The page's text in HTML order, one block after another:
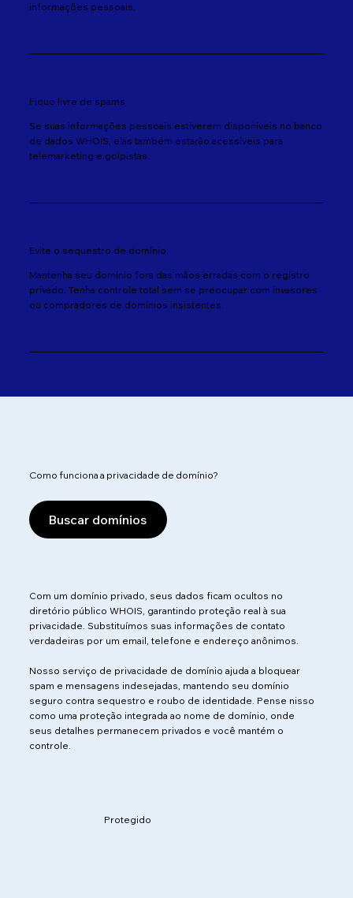
informações pessoais.
Fique livre de spams
Se suas informações pessoais estiverem disponíveis no banco
de dados WHOIS, elas também estarão acessíveis para
telemarketing e golpistas.
Evite o sequestro de domínio
Mantenha seu domínio fora das mãos erradas com o registro
privado. Tenha controle total sem se preocupar com invasores
ou compradores de domínios insistentes.
Como funciona a privacidade de domínio?
Buscar domínios
Com um domínio privado, seus dados ficam ocultos no
diretório público WHOIS, garantindo proteção real à sua
privacidade. Substituímos suas informações de contato
verdadeiras por um email, telefone e endereço anônimos.
Nosso serviço de privacidade de domínio ajuda a bloquear
spam e mensagens indesejadas, mantendo seu domínio
seguro contra sequestro e roubo de identidade. Pense nisso
como uma proteção integrada ao nome de domínio, onde
seus detalhes permanecem privados e você mantém o
controle.
Protegido